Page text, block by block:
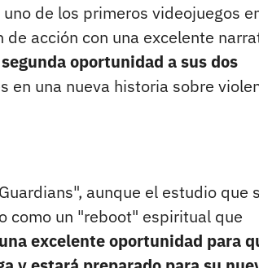
de los primeros videojuegos
acción con una excelente
oportunidad a sus dos
en una nueva historia sobre
aunque el estudio que
como un "reboot" espiritual que
excelente oportunidad para